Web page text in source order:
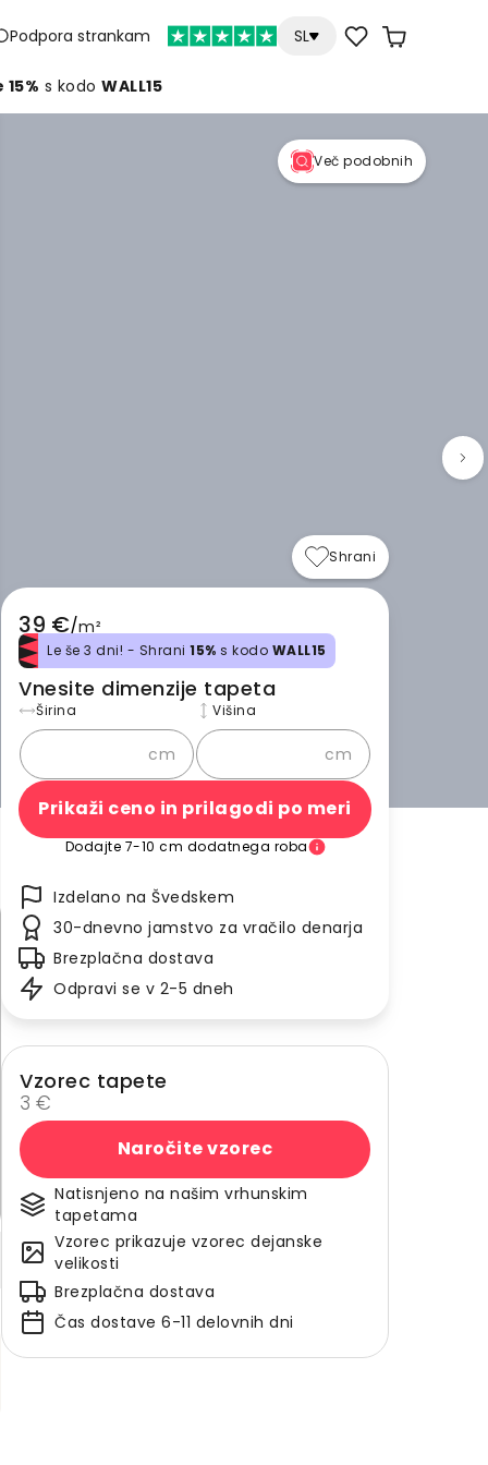
Podpora strankam SL
s kodoWALL15
Več podobnih
Shrani
39 €/m²
Le še 3 dni! - Shrani 15% s kodo WALL15
Vnesite dimenzije tapeta
Širina
cm
Višina
cm
Prikaži ceno in prilagodi po meri
Dodajte 7-10 cm dodatnega roba
Izdelano na Švedskem
30-dnevno jamstvo za vračilo denarja
Brezplačna dostava
Odpravi se v 2-5 dneh
Vzorec tapete
3 €
Naročite vzorec
Natisnjeno na našim vrhunskim
tapetama
Vzorec prikazuje vzorec dejanske
velikosti
Brezplačna dostava
Čas dostave 6-11 delovnih dni